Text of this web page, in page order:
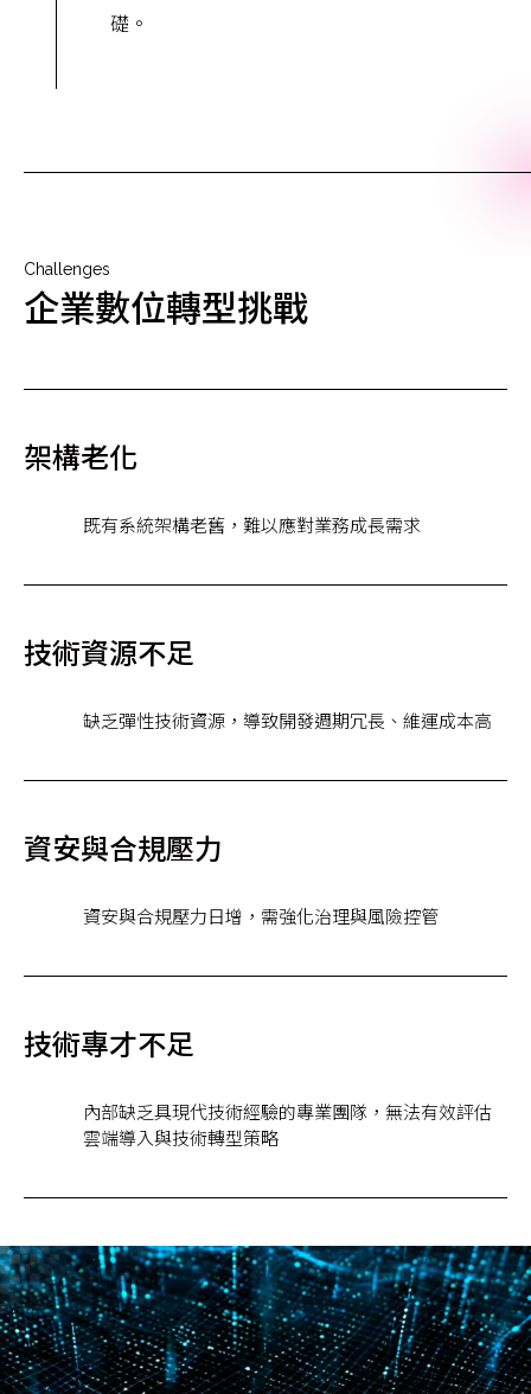
礎。
Challenges
企業數位轉型挑戰
架構老化
既有系統架構老舊，難以應對業務成長需求
技術資源不足
缺乏彈性技術資源，導致開發週期冗長、維運成本高
資安與合規壓力
資安與合規壓力日增，需強化治理與風險控管
技術專才不足
內部缺乏具現代技術經驗的專業團隊，無法有效評估
雲端導入與技術轉型策略